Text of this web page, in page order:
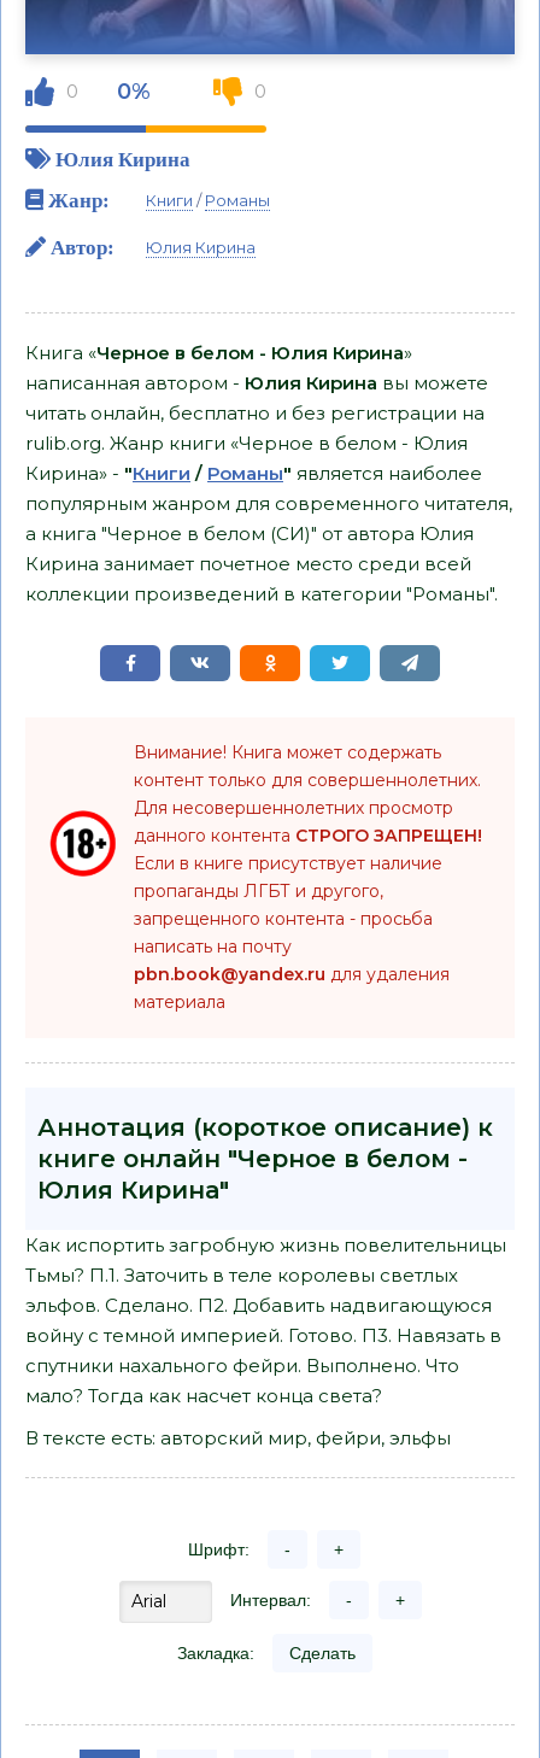
0 0% 0
Юлия Кирина
Жанр:
Книги /Романы
Автор: Юлия Кирина
Книга «Черное в белом - Юлия Кирина»
написанная автором - Юлия Кирина вы можете
читать онлайн, бесплатно и без регистрации на
rulib.org. Жанр книги «Черное в белом - Юлия
Кирина» - "Книги / Романы" является наиболее
популярным жанром для современного читателя,
а книга "Черное в белом (СИ)" от автора Юлия
Кирина занимает почетное место среди всей
коллекции произведений в категории "Романы".
Внимание! Книга может содержать
контент только для совершеннолетних.
Для несовершеннолетних просмотр
данного контента СТРОГО ЗАПРЕЩЕН!
Если в книге присутствует наличие
пропаганды ЛГБТ и другого,
запрещенного контента - просьба
написать на почту
pbn.book@yandex.ru для удаления
материала
Аннотация (короткое описание) к
книге онлайн "Черное в белом -
Юлия Кирина"
Как испортить загробную жизнь повелительницы
Тьмы? П.1. Заточить в теле королевы светлых
эльфов. Сделано. П2. Добавить надвигающуюся
войну с темной империей. Готово. П3. Навязать в
спутники нахального фейри. Выполнено. Что
мало? Тогда как насчет конца света?
В тексте есть: авторский мир, фейри, эльфы
Шрифт: - +
Интервал: - +
Закладка: Сделать